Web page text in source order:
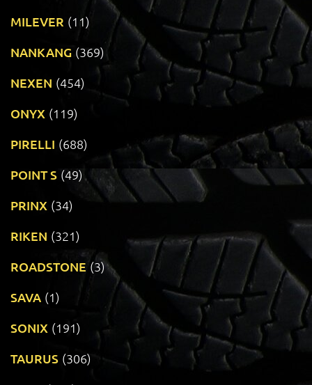
MILEVER (11)
NANKANG (369)
NEXEN (454)
ONYX (119)
PIRELLI (688)
POINT S (49)
PRINX (34)
RIKEN (321)
ROADSTONE (3)
SAVA (1)
SONIX (191)
TAURUS (306)